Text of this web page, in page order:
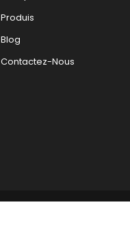
Produis
Blog
Contactez-Nous